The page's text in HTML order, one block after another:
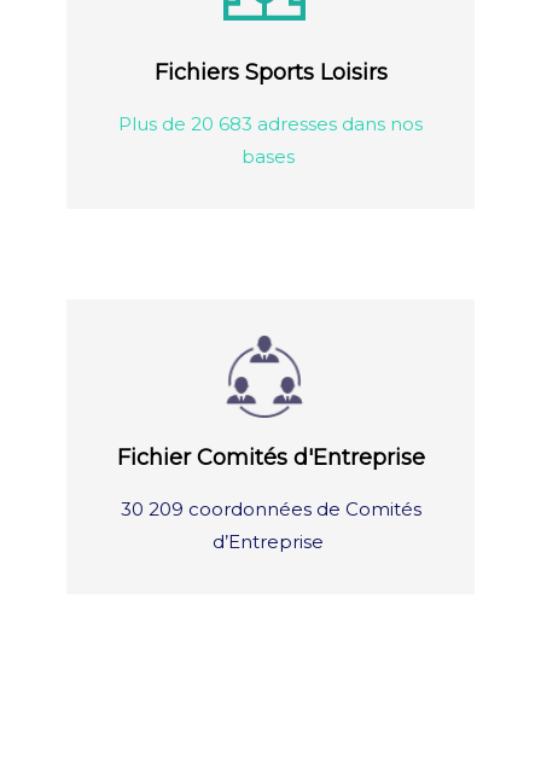
Fichiers Sports Loisirs
Plus de 20 683 adresses dans nos
bases
Fichier Comités d'Entreprise
30 209 coordonnées de Comités
d’Entreprise